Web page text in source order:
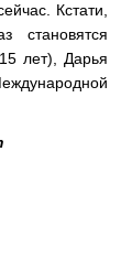
Кстати,
становятся
лет), Дарья